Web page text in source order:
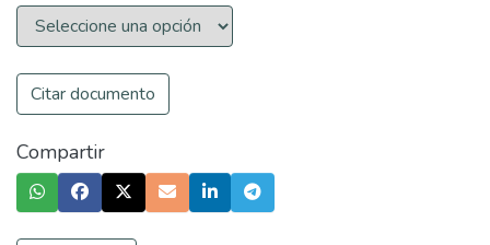
Citar documento
Compartir